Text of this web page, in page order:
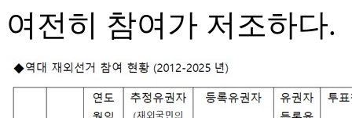
여전히 참여가 저조하다.